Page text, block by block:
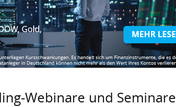
Webinare und Seminare